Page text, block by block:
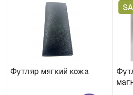
Футляр мягкий кожа